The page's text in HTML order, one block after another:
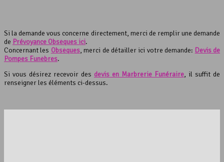
Si la demande vous concerne directement, merci de remplir une demande
de Prévoyance Obsèques ici.
Concernant les Obsèques, merci de détailler ici votre demande: Devis de
Pompes Funèbres.
Si vous désirez recevoir des devis en Marbrerie Funéraire, il suffit de
renseigner les éléments ci-dessus.